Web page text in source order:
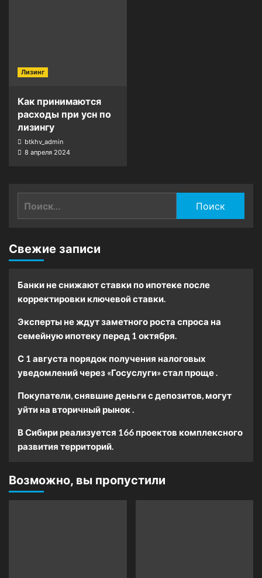
Лизинг
Как принимаются
расходы при усн по
лизингу
btkhv_admin
8 апреля 2024
Свежие записи
Банки не снижают ставки по ипотеке после
корректировки ключевой ставки.
Эксперты не ждут заметного роста спроса на
семейную ипотеку перед 1 октября.
С 1 августа порядок получения налоговых
уведомлений через «Госуслуги» стал проще .
Покупатели, снявшие деньги с депозитов, могут
уйти на вторичный рынок .
В Сибири реализуется 166 проектов комплексного
развития территорий.
Возможно, вы пропустили